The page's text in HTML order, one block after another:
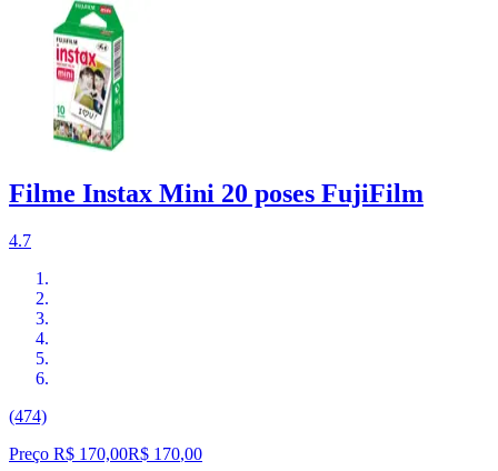
Filme Instax Mini 20 poses FujiFilm
4.7
(474)
Preço R$ 170,00R$ 170,00